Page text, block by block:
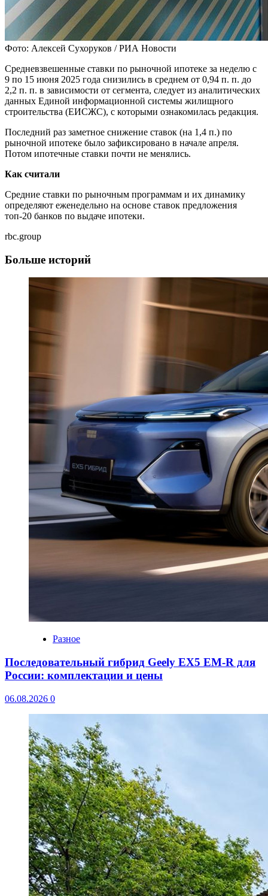
Фото: Алексей Сухоруков / РИА Новости
Средневзвешенные ставки по рыночной ипотеке за неделю с
9 по 15 июня 2025 года снизились в среднем от 0,94 п. п. до
2,2 п. п. в зависимости от сегмента, следует из аналитических
данных Единой информационной системы жилищного
строительства (ЕИСЖС), с которыми ознакомилась редакция.
Последний раз заметное снижение ставок (на 1,4 п.) по
рыночной ипотеке было зафиксировано в начале апреля.
Потом ипотечные ставки почти не менялись.
Как считали
Средние ставки по рыночным программам и их динамику
определяют еженедельно на основе ставок предложения
топ-20 банков по выдаче ипотеки.
rbc.group
Больше историй
Разное
Последовательный гибрид Geely EX5 EM-R для
России: комплектации и цены
06.08.2026 0